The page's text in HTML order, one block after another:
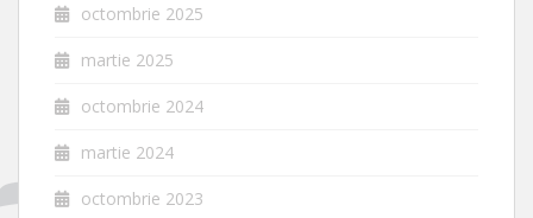
octombrie 2025
martie 2025
octombrie 2024
martie 2024
octombrie 2023